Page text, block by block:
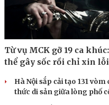
Từ vụ MCK gỡ 19 ca
thể gây sốc rồi chỉ xin
Hà Nội sắp cải tạo 131
thức di sản giữa lòng phố